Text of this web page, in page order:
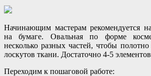
Начинающим мастерам рекомендуется
на бумаге. Овальная по форме
несколько разных частей, чтобы
лоскутов ткани. Достаточно 4-5
Переходим к пошаговой работе: